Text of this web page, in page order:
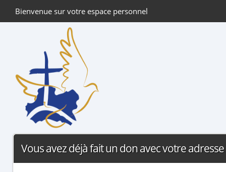
Bienvenue sur votre espace personnel
Vous avez déjà fait un don avec votre adresse